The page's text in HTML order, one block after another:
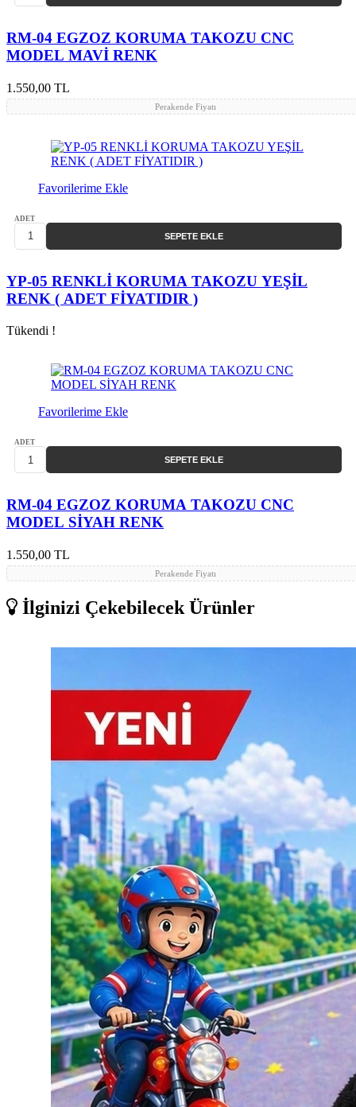
RM-04 EGZOZ KORUMA TAKOZU CNC
MODEL MAVİ RENK
1.550,00 TL
Perakende Fiyatı
Favorilerime Ekle
ADET
SEPETE EKLE
YP-05 RENKLİ KORUMA TAKOZU YEŞİL
RENK ( ADET FİYATIDIR )
Tükendi !
Favorilerime Ekle
ADET
SEPETE EKLE
RM-04 EGZOZ KORUMA TAKOZU CNC
MODEL SİYAH RENK
1.550,00 TL
Perakende Fiyatı
İlginizi Çekebilecek Ürünler